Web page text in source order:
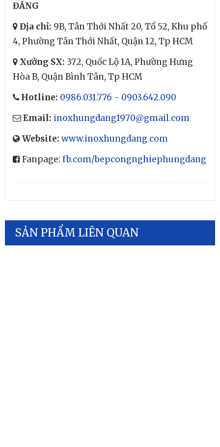
ĐĂNG
Địa chỉ: 9B, Tân Thới Nhất 20, Tổ 52, Khu phố
4, Phường Tân Thới Nhất, Quận 12, Tp HCM
Xưởng SX: 372, Quốc Lộ 1A, Phường Hưng
Hòa B, Quận Bình Tân, Tp HCM
Hotline: 0986.031.776 - 0903.642.090
Email: inoxhungdang1970@gmail.com
Website: www.inoxhungdang.com
Fanpage: fb.com/bepcongnghiephungdang
SẢN PHẨM LIÊN QUAN